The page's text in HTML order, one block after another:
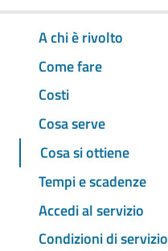
A chi è rivolto
Come fare
Costi
Cosa serve
Cosa si ottiene
Tempi e scadenze
Accedi al servizio
Condizioni di servizio